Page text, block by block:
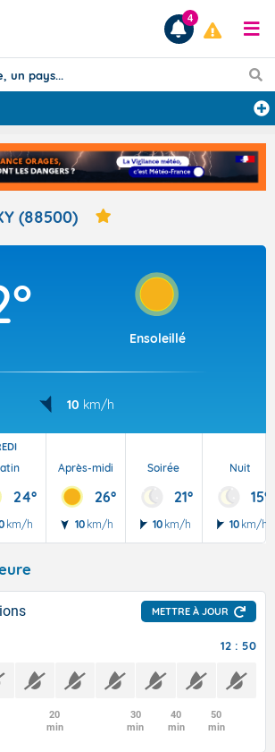
Prévisions
TOUS LES RÉSULTATS
Articles
4
(88500)
Ensoleillé
10 km/h
24°
km/h
Après-midi
26°
10 km/h
Soirée
21°
10 km/h
Nuit
15°
10 km/h
METTRE À JOUR
12 : 50
20
min
30
min
40
min
50
min